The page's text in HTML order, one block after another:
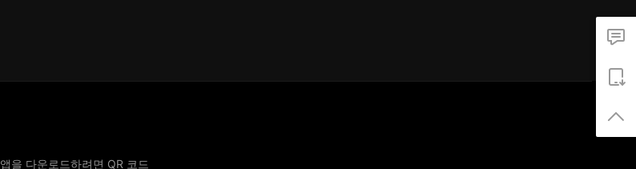
앱을 다운로드하려면 QR 코드